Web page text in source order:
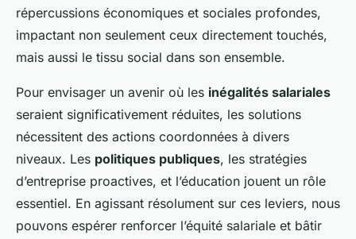
répercussions économiques et sociales profondes,
impactant non seulement ceux directement touchés,
mais aussi le tissu social dans son ensemble.
Pour envisager un avenir où les inégalités salariales
seraient significativement réduites, les solutions
nécessitent des actions coordonnées à divers
niveaux. Les politiques publiques, les stratégies
d’entreprise proactives, et l’éducation jouent un rôle
essentiel. En agissant résolument sur ces leviers, nous
pouvons espérer renforcer l’équité salariale et bâtir